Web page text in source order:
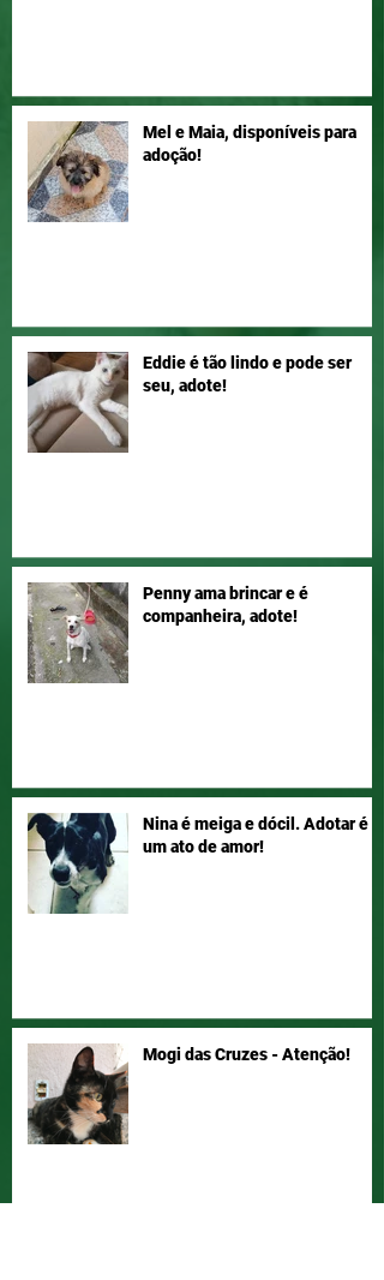
Mel e Maia, disponíveis para
adoção!
Eddie é tão lindo e pode ser
seu, adote!
Penny ama brincar e é
companheira, adote!
Nina é meiga e dócil. Adotar é
um ato de amor!
Mogi das Cruzes - Atenção!